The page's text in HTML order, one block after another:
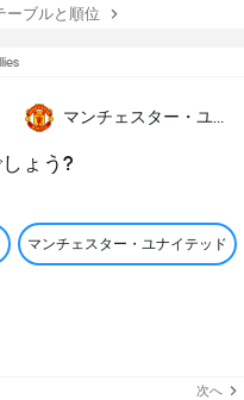
ーブルと順位
ょう?
マンチェスター・ユナイテッド
次へ